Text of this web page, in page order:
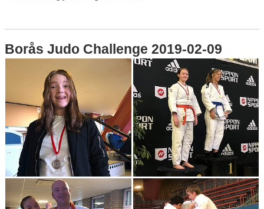
Borås Judo Challenge 2019-02-09